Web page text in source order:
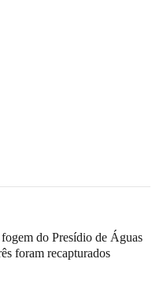
do Presídio de Águas
foram recapturados